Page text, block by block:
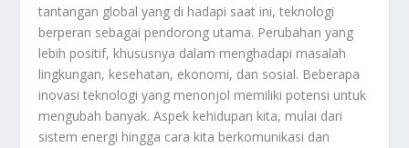
tantangan global yang di hadapi saat ini, teknologi
berperan sebagai pendorong utama. Perubahan yang
lebih positif, khususnya dalam menghadapi masalah
lingkungan, kesehatan, ekonomi, dan sosial. Beberapa
inovasi teknologi yang menonjol memiliki potensi untuk
mengubah banyak. Aspek kehidupan kita, mulai dari
sistem energi hingga cara kita berkomunikasi dan